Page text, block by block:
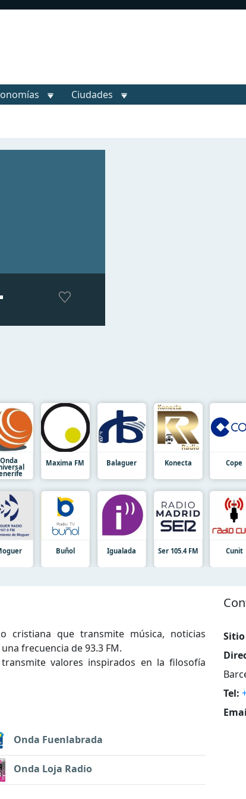
Ciudades
Onda Maxima FM Balaguer Konecta Cope
Buñol Igualada Ser 105.4 FM Cunit
cristiana que transmite música, noticias
frecuencia de 93.3 FM.
valores inspirados en la filosofía
Onda Fuenlabrada
Onda Loja Radio
Tel: